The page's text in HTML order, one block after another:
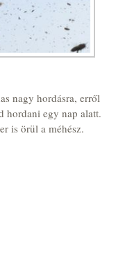
nagy hordásra, erről
hordani egy nap alatt.
is örül a méhész.